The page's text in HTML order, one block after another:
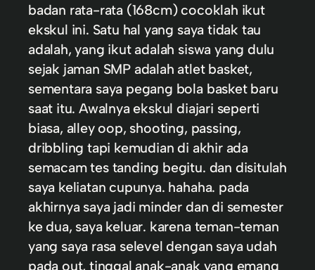
badan rata-rata (168cm) cocoklah ikut
ekskul ini. Satu hal yang saya tidak tau
adalah, yang ikut adalah siswa yang dulu
sejak jaman SMP adalah atlet basket,
sementara saya pegang bola basket baru
saat itu. Awalnya ekskul diajari seperti
biasa, alley oop, shooting, passing,
dribbling tapi kemudian di akhir ada
semacam tes tanding begitu. dan disitulah
saya keliatan cupunya. hahaha. pada
akhirnya saya jadi minder dan di semester
ke dua, saya keluar. karena teman-teman
yang saya rasa selevel dengan saya udah
pada out, tinggal anak-anak yang emang